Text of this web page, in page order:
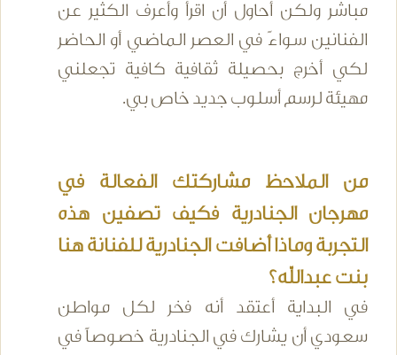
مباشر ولكن أحاول أن اقرأ وأعرف الكثير عن
الفنانين سواءً في العصر الماضي أو الحاضر
لكي أخرج بحصيلة ثقافية كافية تجعلني
مهيئة لرسم أسلوب جديد خاص بي.
من الملاحظ مشاركتك الفعالة في
مهرجان الجنادرية فكيف تصفين هذه
التجربة وماذا أضافت الجنادرية للفنانة هنا
بنت عبدالله؟
في البداية أعتقد أنه فخر لكل مواطن
سعودي أن يشارك في الجنادرية خصوصاً في